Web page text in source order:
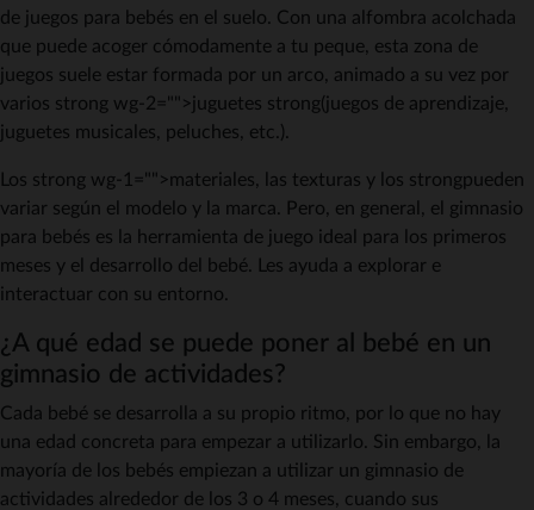
de juegos para bebés en el suelo. Con una alfombra acolchada
que puede acoger cómodamente a tu peque, esta zona de
juegos suele estar formada por un arco, animado a su vez por
varios strong wg-2="">juguetes strong(juegos de aprendizaje,
juguetes musicales, peluches, etc.).
Los strong wg-1="">materiales, las texturas y los strongpueden
variar según el modelo y la marca. Pero, en general, el gimnasio
para bebés es la herramienta de juego ideal para los primeros
meses y el desarrollo del bebé. Les ayuda a explorar e
interactuar con su entorno.
¿A qué edad se puede poner al bebé en un
gimnasio de actividades?
Cada bebé se desarrolla a su propio ritmo, por lo que no hay
una edad concreta para empezar a utilizarlo. Sin embargo, la
mayoría de los bebés empiezan a utilizar un gimnasio de
actividades alrededor de los 3 o 4 meses, cuando sus